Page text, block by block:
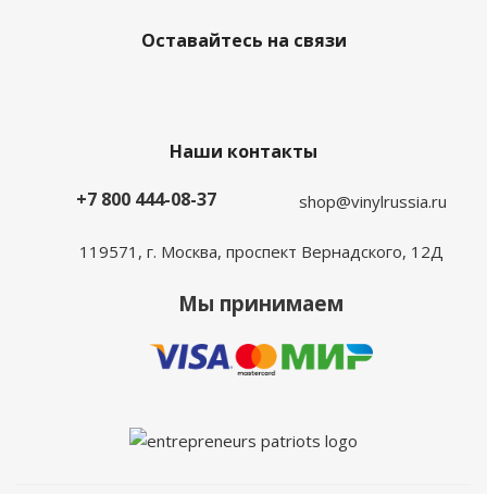
Оставайтесь на связи
Наши контакты
+7 800 444-08-37
shop@vinylrussia.ru
119571, г. Москва, проспект Вернадского, 12Д
Мы принимаем